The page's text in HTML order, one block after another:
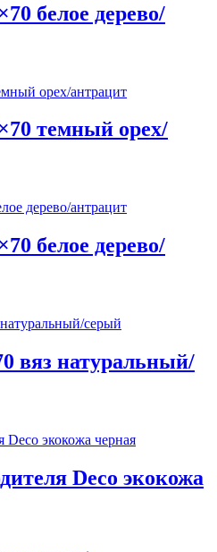
белое дерево/
темный орех/
белое дерево/
вяз натуральный/
Deco экокожа